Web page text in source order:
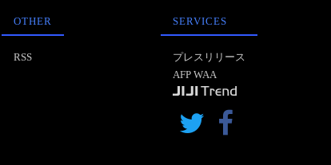
OTHER
RSS
SERVICES
プレスリリース
AFP WAA